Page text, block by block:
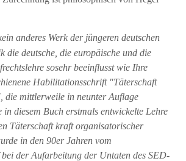
anderes Werk der jüngeren deutschen
die deutsche, die europäische und die
sosehr beeinflusst wie Ihre
Habilitationsschrift "Täterschaft
die mittlerweile in neunter Auflage
diesem Buch erstmals entwickelte Lehre
Täterschaft kraft organisatorischer
in den 90er Jahren vom
der Aufarbeitung der Untaten des SED-